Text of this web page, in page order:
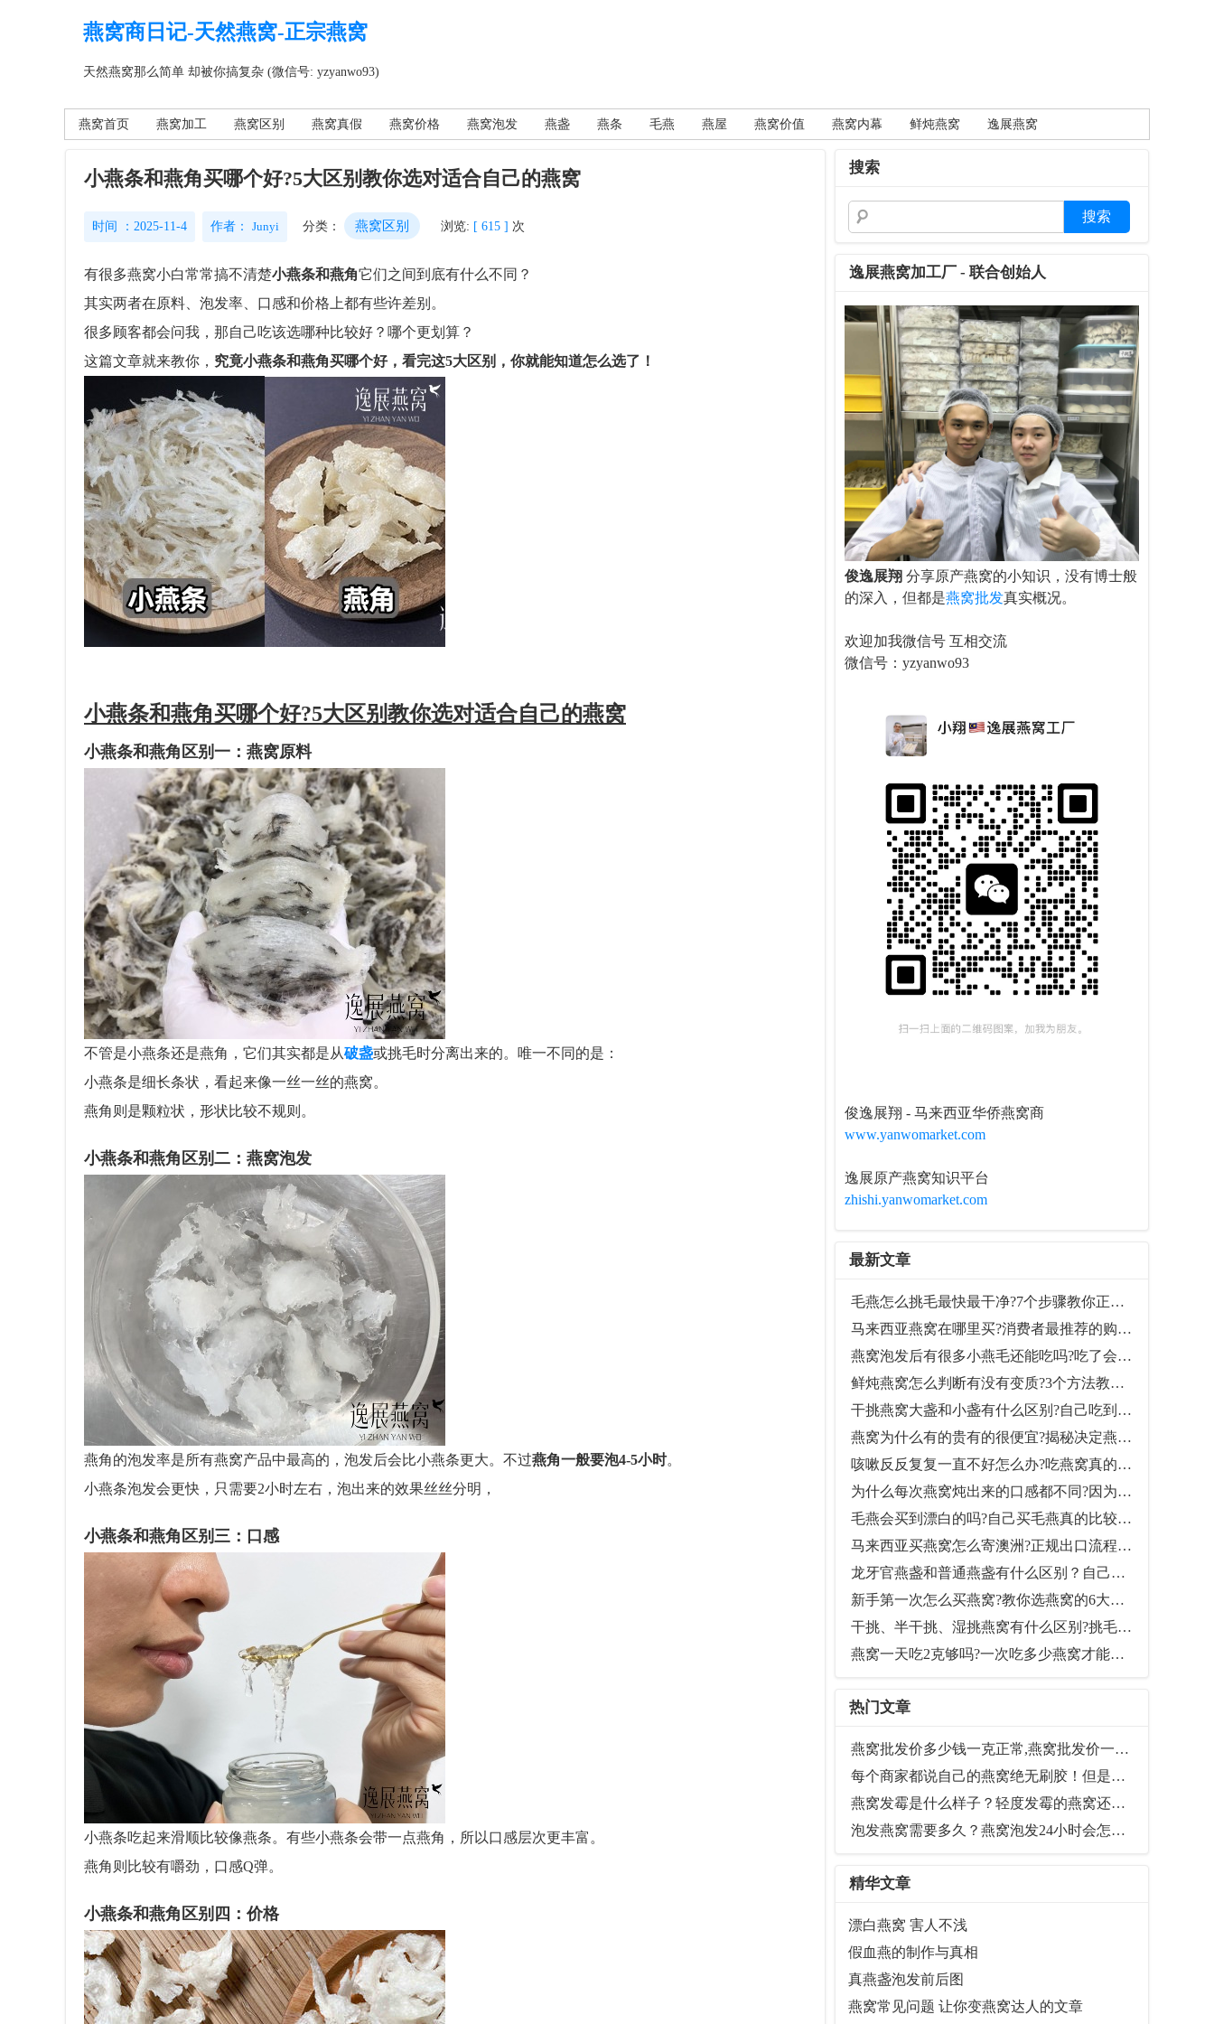
燕窝商日记-天然燕窝-正宗燕窝
天然燕窝那么简单 却被你搞复杂 (微信号: yzyanwo93)
燕窝首页 燕窝加工 燕窝区别 燕窝真假 燕窝价格 燕窝泡发 燕盏 燕条 毛燕 燕屋 燕窝价值 燕窝内幕 鲜炖燕窝 逸展燕窝
小燕条和燕角买哪个好?5大区别教你选对适合自己的燕窝
时间 ：2025-11-4 作者： Junyi 分类： 燕窝区别 浏览: [ 615 ] 次
有很多燕窝小白常常搞不清楚小燕条和燕角它们之间到底有什么不同？
其实两者在原料、泡发率、口感和价格上都有些许差别。
很多顾客都会问我，那自己吃该选哪种比较好？哪个更划算？
这篇文章就来教你， 究竟小燕条和燕角买哪个好，看完这5大区别，你就能知道怎么选了！
小燕条和燕角买哪个好?5大区别教你选对适合自己的燕窝
小燕条和燕角区别一：燕窝原料
不管是小燕条还是燕角，它们其实都是从破盏或挑毛时分离出来的。 唯一不同的是：
小燕条是细长条状，看起来像一丝一丝的燕窝。
燕角则是颗粒状，形状比较不规则。
小燕条和燕角区别二：燕窝泡发
燕角的泡发率是所有燕窝产品中最高的，泡发后会比小燕条更大。不过燕角一般要泡4-5小时。
小燕条泡发会更快，只需要2小时左右，泡出来的效果丝丝分明，
小燕条和燕角区别三：口感
小燕条吃起来滑顺比较像燕条。有些小燕条会带一点燕角，所以口感层次更丰富。
燕角则比较有嚼劲，口感Q弹。
小燕条和燕角区别四：价格
搜索
逸展燕窝加工厂 - 联合创始人
俊逸展翔 分享原产燕窝的小知识，没有博士般
的深入，但都是燕窝批发真实概况。
欢迎加我微信号 互相交流
微信号：yzyanwo93
俊逸展翔 - 马来西亚华侨燕窝商
www.yanwomarket.com
逸展原产燕窝知识平台
zhishi.yanwomarket.com
最新文章
毛燕怎么挑毛最快最干净?7个步骤教你正确清洗毛燕
马来西亚燕窝在哪里买?消费者最推荐的购买地点
燕窝泡发后有很多小燕毛还能吃吗?吃了会不会影响健康?
鲜炖燕窝怎么判断有没有变质?3个方法教你辨别是否还能喝
干挑燕窝大盏和小盏有什么区别?自己吃到底买哪个好?
燕窝为什么有的贵有的很便宜?揭秘决定燕窝价格的10大原因
咳嗽反反复复一直不好怎么办?吃燕窝真的会好吗?
为什么每次燕窝炖出来的口感都不同?因为你没掌握好泡发和炖煮时间
毛燕会买到漂白的吗?自己买毛燕真的比较安全吗?
马来西亚买燕窝怎么寄澳洲?正规出口流程一次看懂
龙牙官燕盏和普通燕盏有什么区别？自己吃该选哪个比较划算？
新手第一次怎么买燕窝?教你选燕窝的6大关键技巧
干挑、半干挑、湿挑燕窝有什么区别?挑毛工艺会影响燕窝营养价值吗？
燕窝一天吃2克够吗?一次吃多少燕窝才能发挥日常保养的作用
热门文章
燕窝批发价多少钱一克正常,燕窝批发价一般多少(最新参考价格)
每个商家都说自己的燕窝绝无刷胶！但是您真的知道什么是“刷胶”吗？
燕窝发霉是什么样子？轻度发霉的燕窝还能吃吗
泡发燕窝需要多久？燕窝泡发24小时会怎样（附图）
精华文章
漂白燕窝 害人不浅
假血燕的制作与真相
真燕盏泡发前后图
燕窝常见问题 让你变燕窝达人的文章